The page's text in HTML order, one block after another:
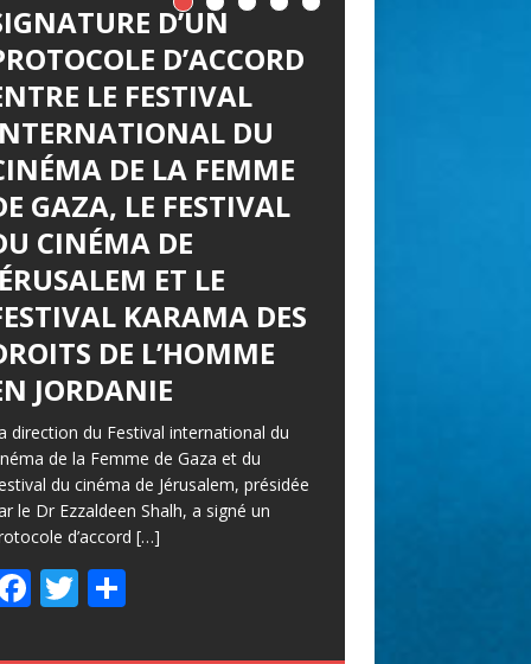
D’UN
D’ACCORD
LE FESTIVAL
DU
DE LA FEMME
GAZA, LE FESTIVAL
CINÉMA DE
ET LE
KARAMA DES
DE L’HOMME
JORDANIE
direction du Festival international du
de la Femme de Gaza et du
du cinéma de Jérusalem, présidée
le Dr Ezzaldeen Shalh, a signé un
d’accord […]
F T P